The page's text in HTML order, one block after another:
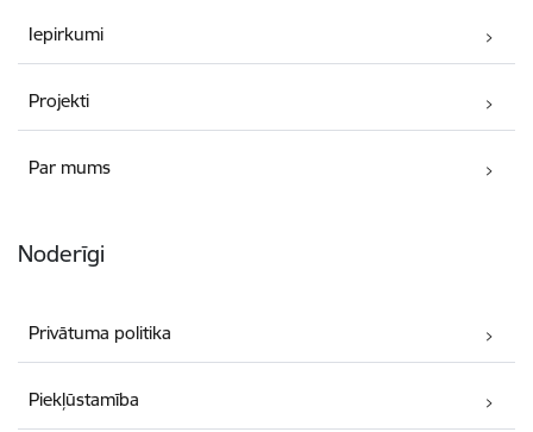
Iepirkumi
Projekti
Par mums
Noderīgi
Privātuma politika
Piekļūstamība